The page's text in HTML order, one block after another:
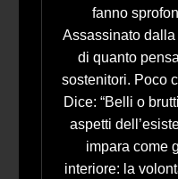
fanno
Assassinato
di quanto
sostenitori. Poco
Dice: “Belli o
aspetti
impara come
interiore: la